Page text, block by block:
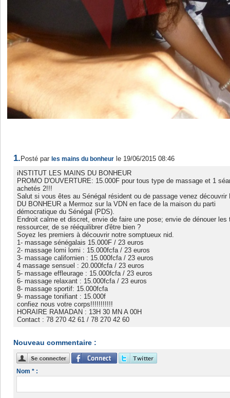
1.Posté parles mains du bonheur le 19/06/2015 08:46
iNSTITUT LES MAINS DU BONHEUR
PROMO D'OUVERTURE: 15.000F pour tous type de massage et 1
achetés 2!!!
Salut si vous êtes au Sénégal résident ou de passage venez découvrir
DU BONHEUR a Mermoz sur la VDN en face de la maison du parti
démocratique du Sénégal (PDS).
Endroit calme et discret, envie de faire une pose; envie de dénouer
ressourcer, de se rééquilibrer d'être bien ?
Soyez les premiers à découvrir notre somptueux nid.
1- massage sénégalais 15.000F / 23 euros
2- massage lomi lomi : 15.000fcfa / 23 euros
3- massage californien : 15.000fcfa / 23 euros
4 massage sensuel : 20.000fcfa / 23 euros
5- massage effleurage : 15.000fcfa / 23 euros
6- massage relaxant : 15.000fcfa / 23 euros
8- massage sportif: 15.000fcfa
9- massage tonifiant : 15.000f
confiez nous votre corps!!!!!!!!!!!
HORAIRE RAMADAN : 13H 30 MN A 00H
Contact : 78 270 42 61 / 78 270 42 60
Nouveau commentaire :
Nom * :